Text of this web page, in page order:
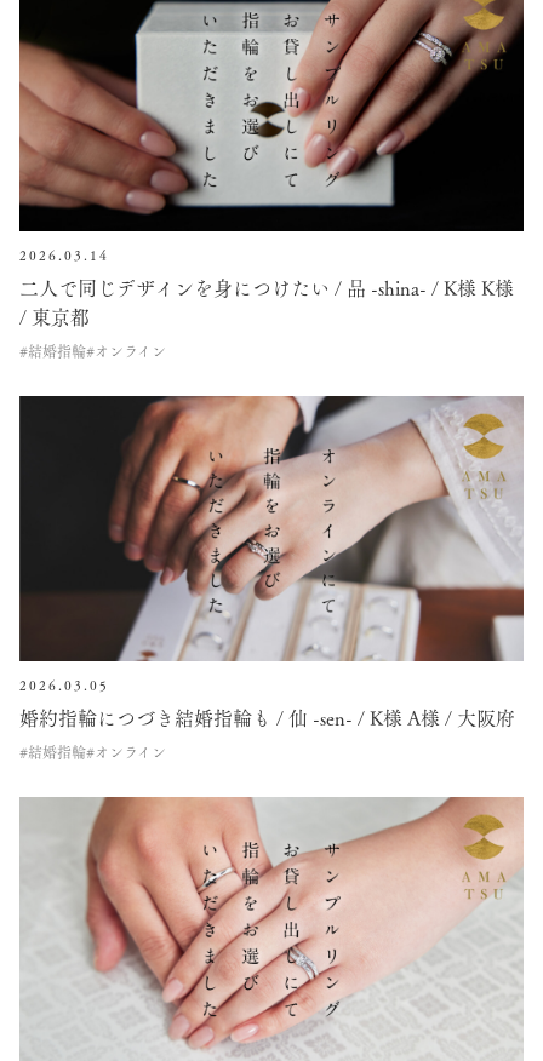
2026.03.14
二人で同じデザインを身につけたい / 品 -shina- / K様 K様
/ 東京都
#結婚指輪#オンライン
2026.03.05
婚約指輪につづき結婚指輪も / 仙 -sen- / K様 A様 / 大阪府
#結婚指輪#オンライン